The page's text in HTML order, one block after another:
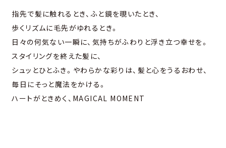
指先で髪に触れるとき、ふと鏡を覗いたとき、
歩くリズムに毛先がゆれるとき。
日々の何気ない一瞬に、気持ちがふわりと浮き立つ幸せを。
スタイリングを終えた髪に、
シュッとひとふき。 やわらかな彩りは、髪と心をうるおわせ、
毎日にそっと魔法をかける。
ハートがときめく、MAGICAL MOMENT